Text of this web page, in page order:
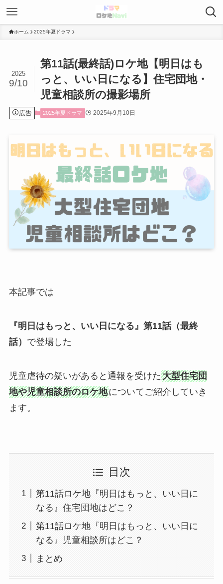
ホーム 2025年夏ドラマ
第11話(最終話)ロケ地【明日はも
っと、いい日になる】住宅団地・
児童相談所の撮影場所
2025
9/10
広告 2025年夏ドラマ 2025年9月10日
本記事では
『明日はもっと、いい日になる』第11話（最終
話） で登場した
児童虐待の疑いがあると通報を受けた大型住宅団
地や児童相談所のロケ地についてご紹介していき
ます。
目次
第11話ロケ地『明日はもっと、いい日に
なる』住宅団地はどこ？
第11話ロケ地『明日はもっと、いい日に
なる』児童相談所はどこ？
まとめ